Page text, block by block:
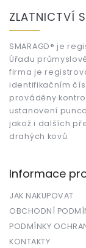
ZLATNICTVÍ
SMARAGD® je
Úřadu
firma je
identifikačním
prováděny
ustanovení
jakož i dalších
drahých kovů.
Informace
JAK NAKUPOVAT
OBCHODNÍ
PODMÍNKY
KONTAKTY